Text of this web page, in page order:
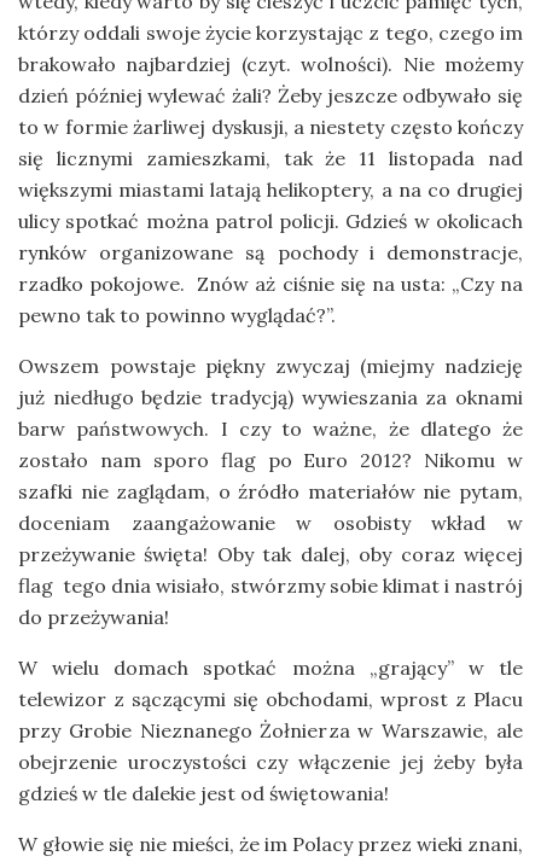
którzy oddali swoje życie korzystając z tego, czego im
brakowało najbardziej (czyt. wolności). Nie możemy
dzień później wylewać żali? Żeby jeszcze odbywało się
to w formie żarliwej dyskusji, a niestety często kończy
się licznymi zamieszkami, tak że 11 listopada nad
większymi miastami latają helikoptery, a na co drugiej
ulicy spotkać można patrol policji. Gdzieś w okolicach
rynków organizowane są pochody i demonstracje,
rzadko pokojowe. Znów aż ciśnie się na usta: „Czy na
pewno tak to powinno wyglądać?”.
Owszem powstaje piękny zwyczaj (miejmy nadzieję
już niedługo będzie tradycją) wywieszania za oknami
barw państwowych. I czy to ważne, że dlatego że
zostało nam sporo flag po Euro 2012? Nikomu w
szafki nie zaglądam, o źródło materiałów nie pytam,
doceniam zaangażowanie w osobisty wkład w
przeżywanie święta! Oby tak dalej, oby coraz więcej
flag tego dnia wisiało, stwórzmy sobie klimat i nastrój
do przeżywania!
W wielu domach spotkać można „grający” w tle
telewizor z sączącymi się obchodami, wprost z Placu
przy Grobie Nieznanego Żołnierza w Warszawie, ale
obejrzenie uroczystości czy włączenie jej żeby była
gdzieś w tle dalekie jest od świętowania!
W głowie się nie mieści, że im Polacy przez wieki znani,